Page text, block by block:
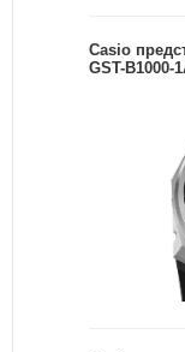
Casio
GST-B1000-